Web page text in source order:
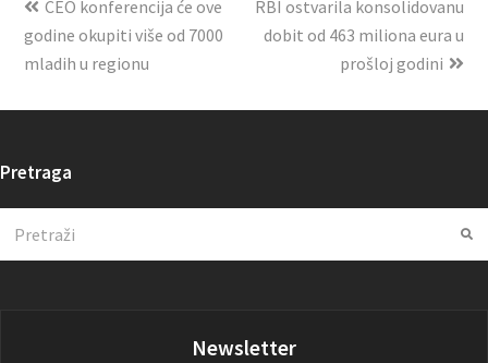
CEO konferencija će ove
godine okupiti više od 7000
mladih u regionu
RBI ostvarila konsolidovanu
dobit od 463 miliona eura u
prošloj godini
Pretraga
Newsletter